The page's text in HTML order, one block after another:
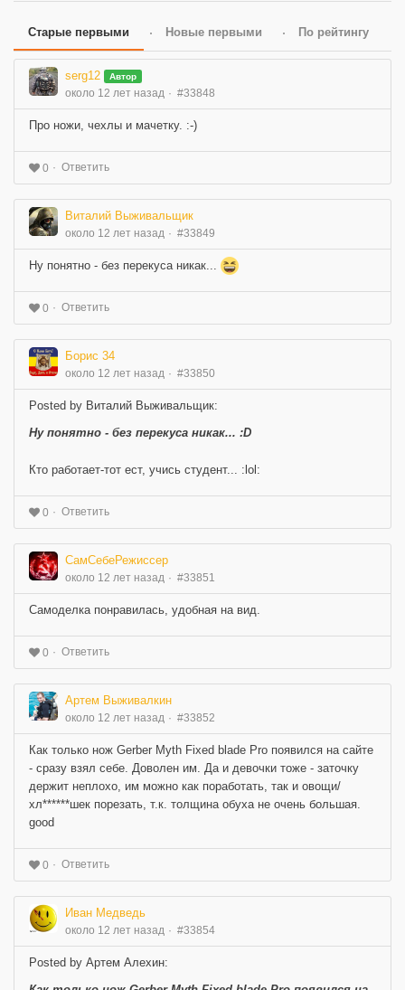
Старые первыми Новые первыми По рейтингу
serg12 Автор
около 12 лет назад #33848
Про ножи, чехлы и мачетку. :-)
0 Ответить
Виталий Выживальщик
около 12 лет назад #33849
Ну понятно - без перекуса никак...
0 Ответить
Борис 34
около 12 лет назад #33850
Posted by Виталий Выживальщик:
Ну понятно - без перекуса никак... :D
Кто работает-тот ест, учись студент... :lol:
0 Ответить
СамСебеРежиссер
около 12 лет назад #33851
Самоделка понравилась, удобная на вид.
0 Ответить
Артем Выживалкин
около 12 лет назад #33852
Как только нож Gerber Myth Fixed blade Pro появился на сайте
- сразу взял себе. Доволен им. Да и девочки тоже - заточку
держит неплохо, им можно как поработать, так и овощи/
хл******шек порезать, т.к. толщина обуха не очень большая.
good
0 Ответить
Иван Медведь
около 12 лет назад #33854
Posted by Артем Алехин: